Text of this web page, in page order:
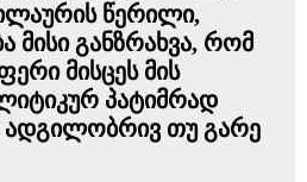
წერილი,
მისი განზრახვა, რომ
მისცეს მის
პატიმრად
ადგილობრივ თუ გარე